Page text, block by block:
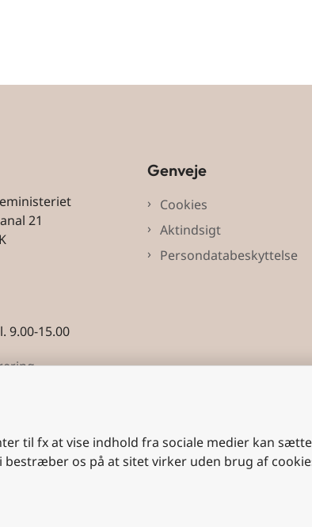
21
9.00-15.00
Genveje
Cookies
Aktindsigt
Persondatabeskyttelse
til fx at vise indhold fra sociale medier kan
os på at sitet virker uden brug af